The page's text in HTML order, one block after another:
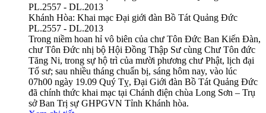
PL.2557 - DL.2013
Khánh Hòa: Khai mạc Đại giới đàn Bồ Tát Quảng Đức
PL.2557 - DL.2013
Trong niềm hoan hỉ vô biên của chư Tôn Đức Ban Kiến Đàn,
chư Tôn Đức nhị bộ Hội Đồng Thập Sư cùng Chư Tôn đức
Tăng Ni, trong sự hộ trì của mười phương chư Phật, lịch đại
Tổ sư; sau nhiều tháng chuẩn bị, sáng hôm nay, vào lúc
07h00 ngày 19.09 Quý Tỵ, Đại Giới đàn Bồ Tát Quảng Đức
đã chính thức khai mạc tại Chánh điện chùa Long Sơn – Trụ
sở Ban Trị sự GHPGVN Tỉnh Khánh hòa.